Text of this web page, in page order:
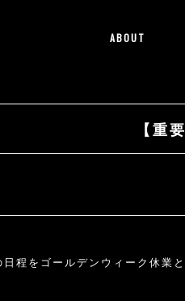
ABOUT
【重
程をゴールデンウィーク休業